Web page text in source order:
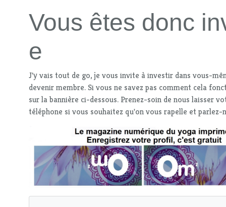
Vous êtes donc
e
J'y vais tout de go, je vous invite à investir dans vous-
devenir membre. Si vous ne savez pas comment cela
sur la bannière ci-dessous. Prenez-soin de nous laisser
téléphone si vous souhaitez qu'on vous rapelle et parlez-